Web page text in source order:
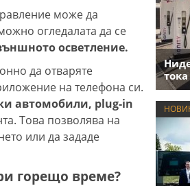
може да
огледалата да се
осветление.
да отваряте
на телефона си.
автомобили, plug-in
Това позволява на
или да зададе
горещо време?